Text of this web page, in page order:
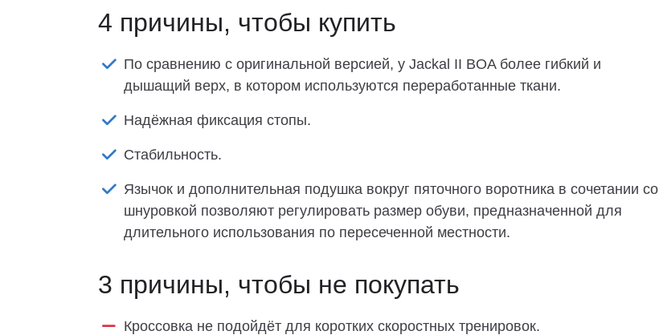
4 причины, чтобы купить
По сравнению с оригинальной версией, у Jackal II BOA более гибкий и
дышащий верх, в котором используются переработанные ткани.
Надёжная фиксация стопы.
Стабильность.
Язычок и дополнительная подушка вокруг пяточного воротника в сочетании со
шнуровкой позволяют регулировать размер обуви, предназначенной для
длительного использования по пересеченной местности.
3 причины, чтобы не покупать
Кроссовка не подойдёт для коротких скоростных тренировок.